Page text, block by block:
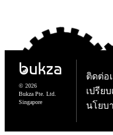
© 2026
Bukza Pte. Ltd.
Singapore
ติดต่อ
เปรีย
นโยบ